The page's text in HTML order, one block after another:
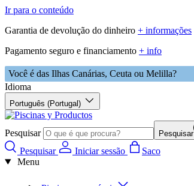
Ir para o conteúdo
Garantia de devolução do dinheiro + informações
Pagamento seguro e financiamento + info
Você é das Ilhas Canárias, Ceuta ou Melilla?
Idioma
Português (Portugal)
Pesquisar Pesquisar
Pesquisar Iniciar sessão
Saco
Menu